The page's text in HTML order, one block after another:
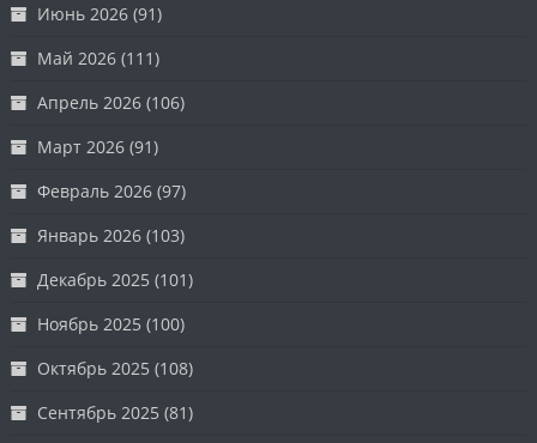
Июнь 2026 (91)
Май 2026 (111)
Апрель 2026 (106)
Март 2026 (91)
Февраль 2026 (97)
Январь 2026 (103)
Декабрь 2025 (101)
Ноябрь 2025 (100)
Октябрь 2025 (108)
Сентябрь 2025 (81)